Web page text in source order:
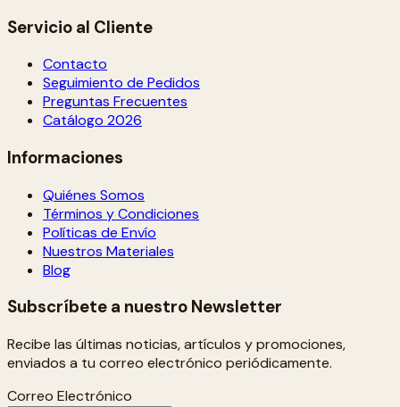
Servicio al Cliente
Contacto
Seguimiento de Pedidos
Preguntas Frecuentes
Catálogo 2026
Informaciones
Quiénes Somos
Términos y Condiciones
Políticas de Envío
Nuestros Materiales
Blog
Subscríbete a nuestro Newsletter
Recibe las últimas noticias, artículos y promociones,
enviados a tu correo electrónico periódicamente.
Correo Electrónico